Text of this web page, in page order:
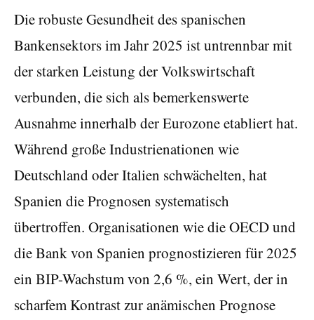
Die robuste Gesundheit des spanischen
Bankensektors im Jahr 2025 ist untrennbar mit
der starken Leistung der Volkswirtschaft
verbunden, die sich als bemerkenswerte
Ausnahme innerhalb der Eurozone etabliert hat.
Während große Industrienationen wie
Deutschland oder Italien schwächelten, hat
Spanien die Prognosen systematisch
übertroffen. Organisationen wie die OECD und
die Bank von Spanien prognostizieren für 2025
ein BIP-Wachstum von 2,6 %, ein Wert, der in
scharfem Kontrast zur anämischen Prognose